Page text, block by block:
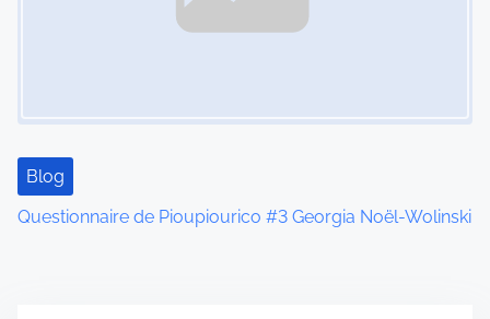
Blog
Questionnaire de Pioupiourico #3 Georgia Noël-Wolinski